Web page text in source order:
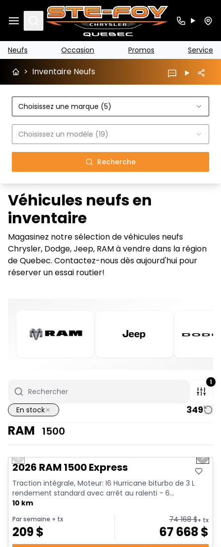
Search
Neufs Occasion Promos Service
> Inventaire Neufs
Choisissez une marque (5)
Choisissez un modèle (19)
Recherche
Véhicules neufs en
inventaire
Magasinez notre sélection de véhicules neufs
Chrysler, Dodge, Jeep, RAM à vendre dans la région
de Quebec. Contactez-nous dès aujourd'hui pour
réserver un essai routier!
1
En stock 349
RAM 1500
1/7
En stock
Previous slide Next
2026 RAM 1500 Express
Traction intégrale, Moteur: I6 Hurricane biturbo de 3 L
rendement standard avec arrêt au ralenti - 6...
10 km
Par semaine + tx
209$
74 168$+ tx
67 668 $